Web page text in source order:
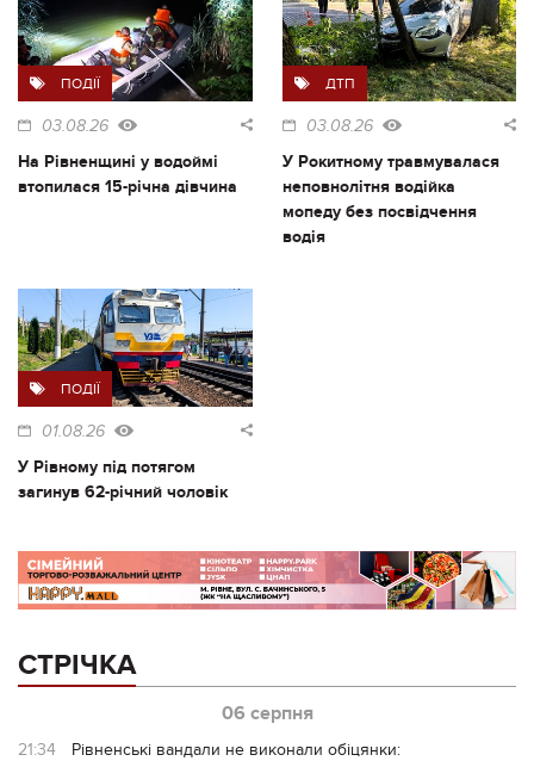
ПОДІЇ
03.08.26
На Рівненщині у водоймі
втопилася 15-річна дівчина
ДТП
03.08.26
У Рокитному травмувалася
неповнолітня водійка
мопеду без посвідчення
водія
ПОДІЇ
01.08.26
У Рівному під потягом
загинув 62-річний чоловік
СТРІЧКА
06 серпня
21:34
Рівненські вандали не виконали обіцянки: